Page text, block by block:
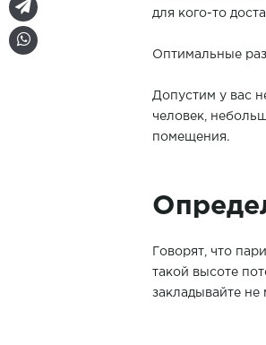
для кого-то
Оптимальные
Допустим у вас
человек,
помещения.
Говорят, что
такой высоте
закладывайте